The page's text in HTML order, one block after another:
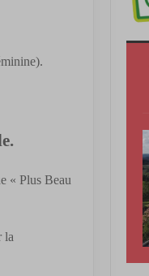
« Plus Beau
la